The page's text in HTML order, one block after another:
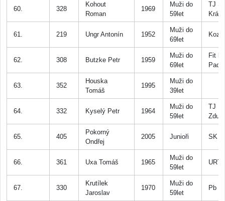
60. 328
Kohout
Roman
1969
Muži do
59let
TJ
61. 219 Ungr Antonín 1952
Muži do
69let
62. 308 Butzke Petr 1959
Muži do
69let
Fit
63. 352
Houska
Tomáš
1995
Muži do
39let
64. 332 Kyselý Petr 1964
Muži do
59let
TJ
65. 405
Pokorný
Ondřej
2005 Junioři SK
66. 361 Uxa Tomáš 1965
Muži do
59let
URT
67. 330
Krutílek
Jaroslav
1970
Muži do
59let
Pb